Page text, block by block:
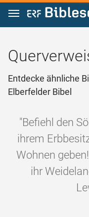
Zum Inhalt springen
Entdecke ähnliche
Elberfelder Bibel
"Befiehl den
ihrem
Wohnen
ihr